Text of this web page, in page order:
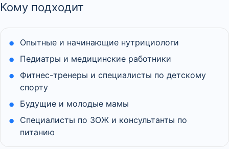
Кому подходит
Опытные и начинающие нутрициологи
Педиатры и медицинские работники
Фитнес-тренеры и специалисты по детскому
спорту
Будущие и молодые мамы
Специалисты по ЗОЖ и консультанты по
питанию